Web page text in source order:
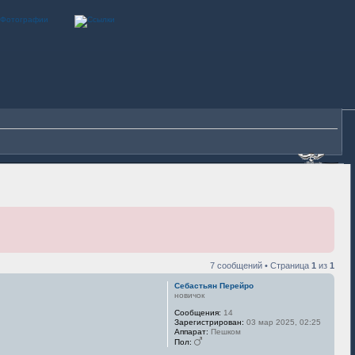
7 сообщений • Страница 1 из 1
Себастьян Перейро
новичок
Сообщения: 14
Зарегистрирован: 03 мар 2025, 02:25
Аппарат: Пешком
Пол: